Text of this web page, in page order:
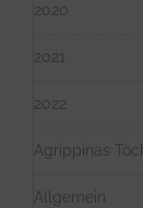
2020
2021
2022
Agrippinas
Allgemein